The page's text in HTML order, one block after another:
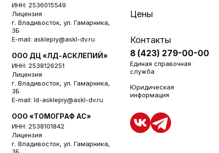
ИНН: 2536015549
Лицензия
г. Владивосток, ул. Гамарника,
3Б
E-mail: asklepiy@askl-dv.ru
ООО ДЦ «ЛД-АСКЛЕПИЙ»
ИНН: 2538126251
Лицензия
г. Владивосток, ул. Гамарника,
3Б
E-mail: ld-asklepiy@askl-dv.ru
ООО «ТОМОГРАФ АС»
ИНН: 2538101842
Лицензия
г. Владивосток, ул. Гамарника,
3Б
Цены
Контакты
8 (423) 279-00-00
Единая справочная
служба
Юридическая
информация